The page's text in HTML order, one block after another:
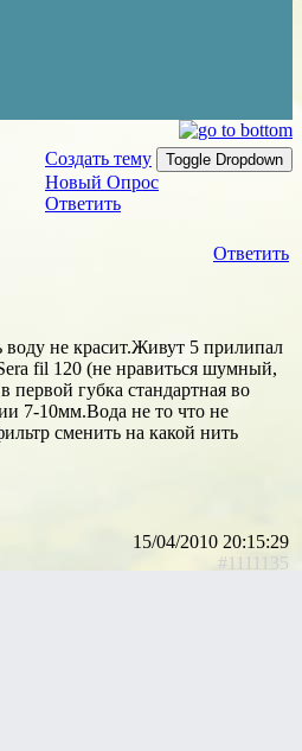
Создать тему
Toggle Dropdown
Новый Опрос
Ответить
Ответить
воду не красит.Живут 5 прилипал
fil 120 (не нравиться шумный,
первой губка стандартная во
7-10мм.Вода не то что не
сменить на какой нить
15/04/2010 20:15:29
#1111135